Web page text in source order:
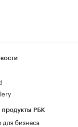
продукты РБК
бизнеса